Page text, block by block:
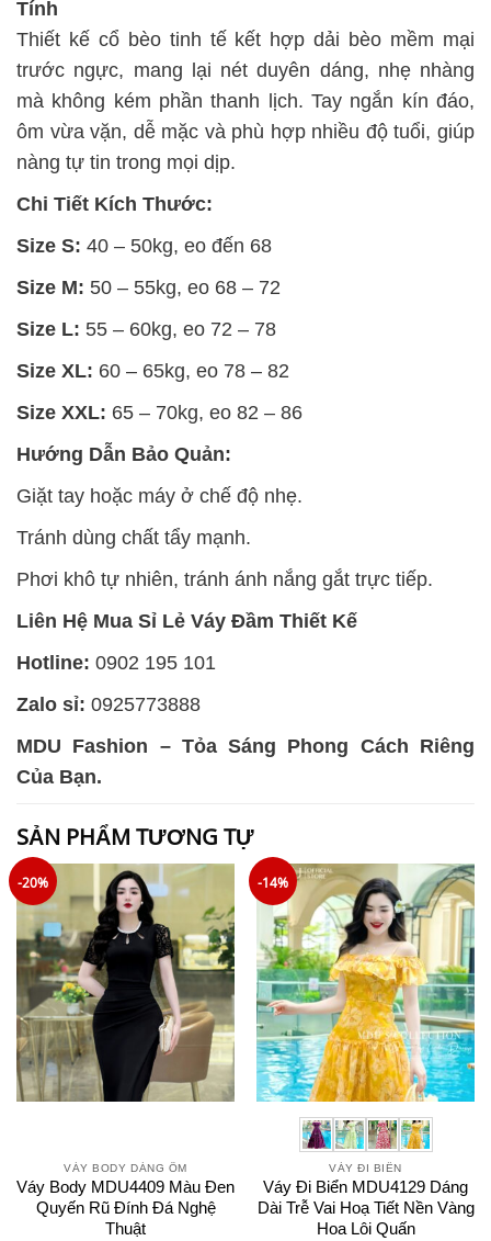
Tính
Thiết kế cổ bèo tinh tế kết hợp dải bèo mềm mại
trước ngực, mang lại nét duyên dáng, nhẹ nhàng
mà không kém phần thanh lịch. Tay ngắn kín đáo,
ôm vừa vặn, dễ mặc và phù hợp nhiều độ tuổi, giúp
nàng tự tin trong mọi dịp.
Chi Tiết Kích Thước:
Size S: 40 – 50kg, eo đến 68
Size M: 50 – 55kg, eo 68 – 72
Size L: 55 – 60kg, eo 72 – 78
Size XL: 60 – 65kg, eo 78 – 82
Size XXL: 65 – 70kg, eo 82 – 86
Hướng Dẫn Bảo Quản:
Giặt tay hoặc máy ở chế độ nhẹ.
Tránh dùng chất tẩy mạnh.
Phơi khô tự nhiên, tránh ánh nắng gắt trực tiếp.
Liên Hệ Mua Sỉ Lẻ Váy Đầm Thiết Kế
Hotline: 0902 195 101
Zalo sỉ: 0925773888
MDU Fashion – Tỏa Sáng Phong Cách Riêng
Của Bạn.
SẢN PHẨM TƯƠNG TỰ
-20%
VÁY BODY DÁNG ÔM
Váy Body MDU4409 Màu Đen
Quyến Rũ Đính Đá Nghệ
Thuật
-14%
VÁY ĐI BIỂN
Váy Đi Biển MDU4129 Dáng
Dài Trễ Vai Hoạ Tiết Nền Vàng
Hoa Lôi Quấn